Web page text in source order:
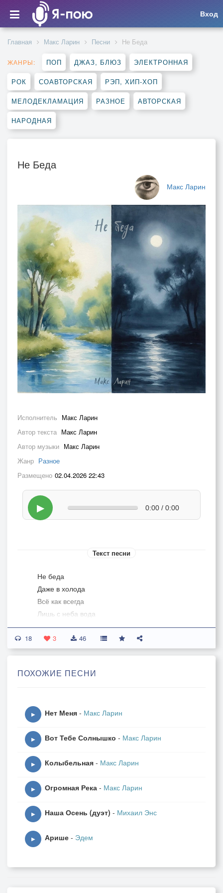
Вход
Главная Макс Ларин Песни Не Беда
ЖАНРЫ: ПОП ДЖАЗ, БЛЮЗ ЭЛЕКТРОННАЯ
РОК СОАВТОРСКАЯ РЭП, ХИП-ХОП
МЕЛОДЕКЛАМАЦИЯ РАЗНОЕ АВТОРСКАЯ
НАРОДНАЯ
Не Беда
Макс Ларин
Исполнитель Макс Ларин
Автор текста Макс Ларин
Автор музыки Макс Ларин
Жанр Разное
Размещено 02.04.2026 22:43
▶ 0:00 / 0:00
Текст песни
Не беда
Даже в холода
Всё как всегда
Лишь с неба вода
Просто ты не скучай
Грусть с тоскою выключай
Если ночь, то будет день
Счастье в чьих-то песках
Это стоит понять
Грусть с тоскою выключай.
Если солнце есть, то есть и тень
18 3 46
ПОХОЖИЕ ПЕСНИ
▶ Нет Меня - Макс Ларин
▶ Вот Тебе Солнышко - Макс Ларин
▶ Колыбельная - Макс Ларин
▶ Огромная Река - Макс Ларин
▶ Наша Осень (дуэт) - Михаил Энс
▶ Арише - Эдем